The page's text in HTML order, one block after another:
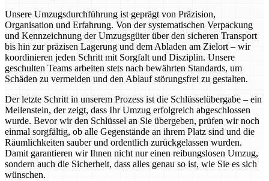
Unsere Umzugsdurchführung ist geprägt von Präzision,
Organisation und Erfahrung. Von der systematischen Verpackung
und Kennzeichnung der Umzugsgüter über den sicheren Transport
bis hin zur präzisen Lagerung und dem Abladen am Zielort – wir
koordinieren jeden Schritt mit Sorgfalt und Disziplin. Unsere
geschulten Teams arbeiten stets nach bewährten Standards, um
Schäden zu vermeiden und den Ablauf störungsfrei zu gestalten.
Der letzte Schritt in unserem Prozess ist die Schlüsselübergabe – ein
Meilenstein, der zeigt, dass Ihr Umzug erfolgreich abgeschlossen
wurde. Bevor wir den Schlüssel an Sie übergeben, prüfen wir noch
einmal sorgfältig, ob alle Gegenstände an ihrem Platz sind und die
Räumlichkeiten sauber und ordentlich zurückgelassen wurden.
Damit garantieren wir Ihnen nicht nur einen reibungslosen Umzug,
sondern auch die Sicherheit, dass alles genau so ist, wie Sie es sich
wünschen.